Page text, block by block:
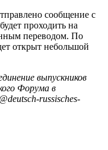
сообщение с
проходить на
переводом. По
открыт небольшой
выпускников
Форума в
russisches-